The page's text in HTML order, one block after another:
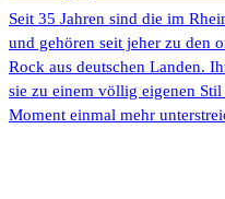
Seit 35 Jahren sind die im
und gehören seit jeher zu den
Rock aus deutschen Landen.
sie zu einem völlig eigenen
Moment einmal mehr